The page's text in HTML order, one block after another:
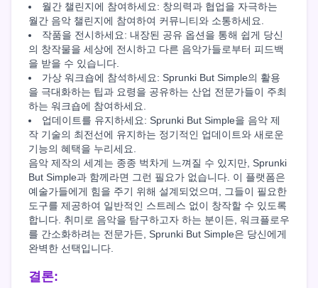
월간 챌린지에 참여하세요: 창의력과 협업을 자극하는
월간 음악 챌린지에 참여하여 커뮤니티와 소통하세요.
작품을 전시하세요: 내장된 공유 옵션을 통해 쉽게 당신
의 창작물을 세상에 전시하고 다른 음악가들로부터 피드백
을 받을 수 있습니다.
가상 워크숍에 참석하세요: Sprunki But Simple의 활용
을 극대화하는 팁과 요령을 공유하는 산업 전문가들이 주최
하는 워크숍에 참여하세요.
업데이트를 유지하세요: Sprunki But Simple을 음악 제
작 기술의 최전선에 유지하는 정기적인 업데이트와 새로운
기능의 혜택을 누리세요.
음악 제작의 세계는 종종 벅차게 느껴질 수 있지만, Sprunki
But Simple과 함께라면 그런 필요가 없습니다. 이 플랫폼은
예술가들에게 힘을 주기 위해 설계되었으며, 그들이 필요한
도구를 제공하여 일반적인 스트레스 없이 창작할 수 있도록
합니다. 취미로 음악을 탐구하고자 하는 분이든, 워크플로우
를 간소화하려는 전문가든, Sprunki But Simple은 당신에게
완벽한 선택입니다.
결론: